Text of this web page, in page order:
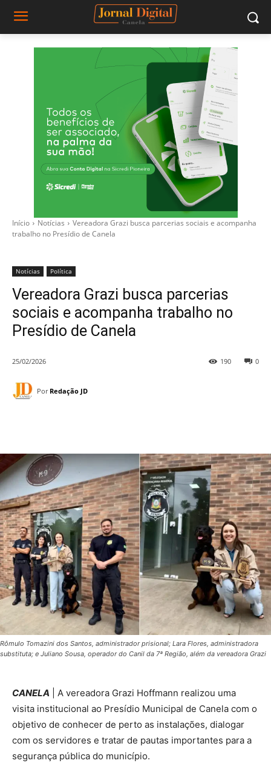
Início Notícias
Vereadora Grazi busca parcerias sociais e acompanha
trabalho no Presídio de Canela
Notícias Política
Vereadora Grazi busca parcerias
sociais e acompanha trabalho no
Presídio de Canela
25/02/2026 0
190
Por Redação JD
Rômulo Tomazini dos Santos, administrador prisional; Lara Flores, administradora
substituta; e Juliano Sousa, operador do Canil da 7ª Região, além da vereadora Grazi
CANELA | A vereadora Grazi Hoffmann realizou uma
visita institucional ao Presídio Municipal de Canela com o
objetivo de conhecer de perto as instalações, dialogar
com os servidores e tratar de pautas importantes para a
segurança pública do município.